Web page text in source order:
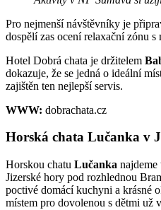
Pro nejmenší návštěvníky je
dospělí zas ocení relaxační zónu s
Hotel Dobrá chata je držitelem
dokazuje, že se jedná o ideální
zajištěn ten nejlepší servis.
WWW: dobrachata.cz
Horská chata Lučanka v
Horskou chatu Lučanka
Jizerské hory pod rozhlednou
poctivé domácí kuchyni a krásné
místem pro dovolenou s dětmi už